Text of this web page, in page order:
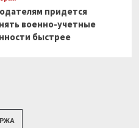
придется
военно-учетные
быстрее